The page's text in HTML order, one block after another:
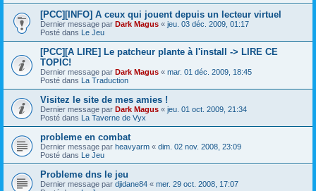
[PCC][INFO] A ceux qui jouent depuis un lecteur virtuel
Dernier message par Dark Magus « jeu. 03 déc. 2009, 01:17
Posté dans Le Jeu
[PCC][A LIRE] Le patcheur plante à l'install -> LIRE CE
TOPIC!
Dernier message par Dark Magus « mar. 01 déc. 2009, 18:45
Posté dans La Traduction
Visitez le site de mes amies !
Dernier message par Dark Magus « jeu. 01 oct. 2009, 21:34
Posté dans La Taverne de Vyx
probleme en combat
Dernier message par heavyarm « dim. 02 nov. 2008, 23:09
Posté dans Le Jeu
Probleme dns le jeu
Dernier message par djidane84 « mer. 29 oct. 2008, 17:07